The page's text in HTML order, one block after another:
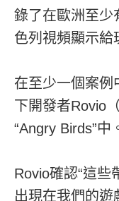
錄了在歐洲至少
色列視頻顯示給
在至少一個案例
下開發者Rovio
“Angry Birds”中
Rovio確認“這些
出現在我們的遊